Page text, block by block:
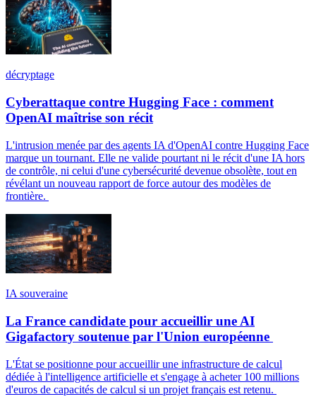
décryptage
Cyberattaque contre Hugging Face : comment
OpenAI maîtrise son récit
L'intrusion menée par des agents IA d'OpenAI contre Hugging Face
marque un tournant. Elle ne valide pourtant ni le récit d'une IA hors
de contrôle, ni celui d'une cybersécurité devenue obsolète, tout en
révélant un nouveau rapport de force autour des modèles de
frontière.
IA souveraine
La France candidate pour accueillir une AI
Gigafactory soutenue par l'Union européenne
L'État se positionne pour accueillir une infrastructure de calcul
dédiée à l'intelligence artificielle et s'engage à acheter 100 millions
d'euros de capacités de calcul si un projet français est retenu.